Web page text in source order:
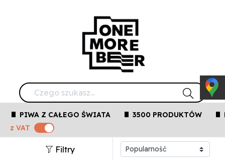
PIWA Z CAŁEGO ŚWIATA 3500 PRODUKTÓW
z VAT
Filtry